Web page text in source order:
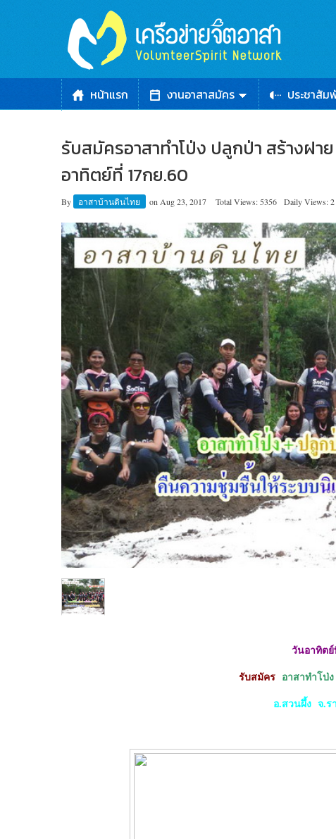
หน้าแรก งานอาสาสมัคร ประชาสัม
รับสมัครอาสาทำโป่ง ปลูกป่า สร้างฝ
อาทิตย์ที่ 17กย.60
By อาสาบ้านดินไทย on Aug 23, 2017 Total Views: 5356 Daily Views: 2
วันอาทิต
รับสมัคร อาสาทำโป่ง
อ.สวนผึ้ง จ.ร